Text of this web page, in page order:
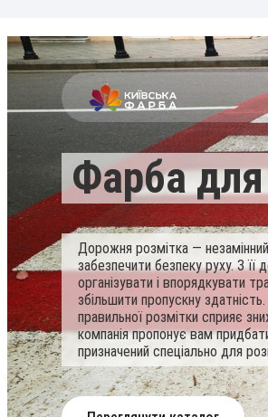
Фарба
Дорожня розмітка —
забезпечити безпеку руху. З
організувати і впорядкувати
збільшити пропускну
правильної розмітки сприяє
компанія пропонує вам
призначений спеціально для